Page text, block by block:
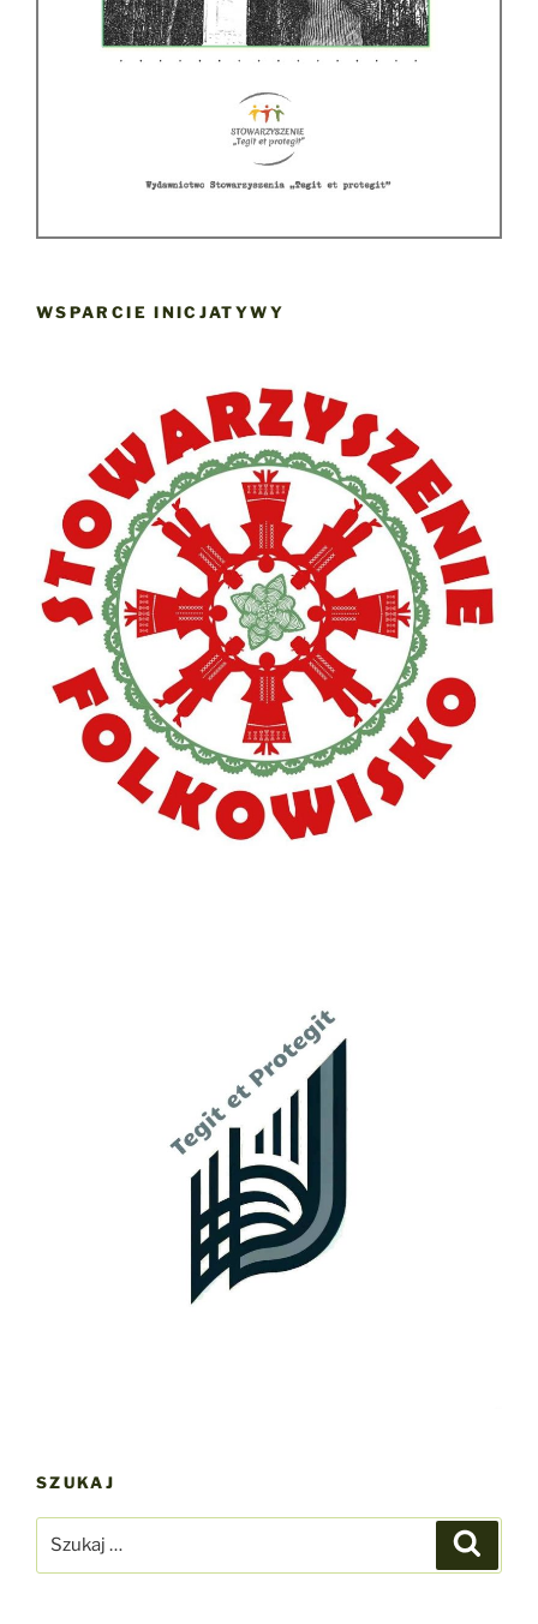
WSPARCIE INICJATYWY
SZUKAJ